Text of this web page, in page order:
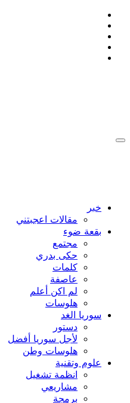
التجاوز
المحتوى
خبر
مقالات اعجبتني
بقعة ضوء
مجتمع
حكى بدري
كلمات
عاصفة
لم اكن أعلم
هلوسات
سوريا الغد
دستور
لأجل سوريا أفضل
هلوسات وطن
علوم وتقنية
انظمة تشغيل
مشاريعي
برمجة